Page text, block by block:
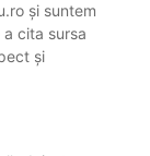
și suntem
cita sursa
și